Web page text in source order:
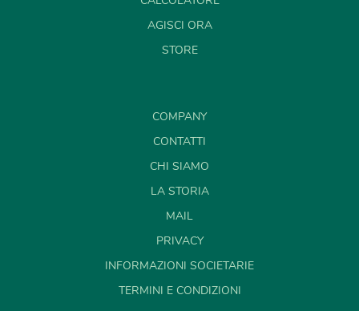
AGISCI ORA
STORE
COMPANY
CONTATTI
CHI SIAMO
LA STORIA
MAIL
PRIVACY
INFORMAZIONI SOCIETARIE
TERMINI E CONDIZIONI